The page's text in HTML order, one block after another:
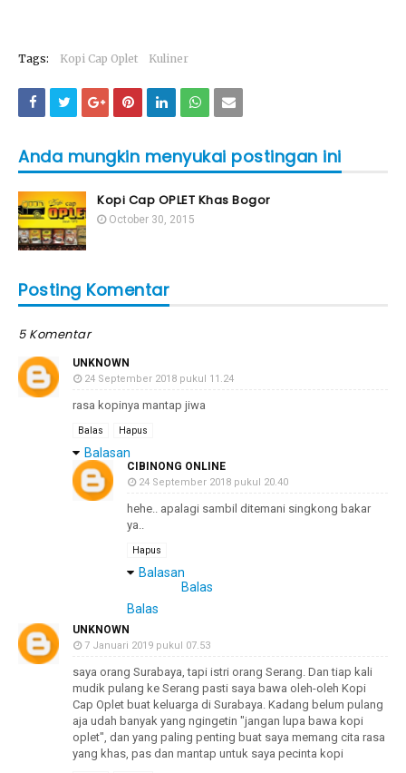
Tags: Kopi Cap Oplet Kuliner
Anda mungkin menyukai postingan ini
Kopi Cap OPLET Khas Bogor
October 30, 2015
Posting Komentar
5 Komentar
UNKNOWN
24 September 2018 pukul 11.24
rasa kopinya mantap jiwa
Balas Hapus
Balasan
CIBINONG ONLINE
24 September 2018 pukul 20.40
hehe.. apalagi sambil ditemani singkong bakar
ya..
Hapus
Balasan
Balas
Balas
UNKNOWN
7 Januari 2019 pukul 07.53
saya orang Surabaya, tapi istri orang Serang. Dan tiap kali
mudik pulang ke Serang pasti saya bawa oleh-oleh Kopi
Cap Oplet buat keluarga di Surabaya. Kadang belum pulang
aja udah banyak yang ngingetin "jangan lupa bawa kopi
oplet", dan yang paling penting buat saya memang cita rasa
yang khas, pas dan mantap untuk saya pecinta kopi